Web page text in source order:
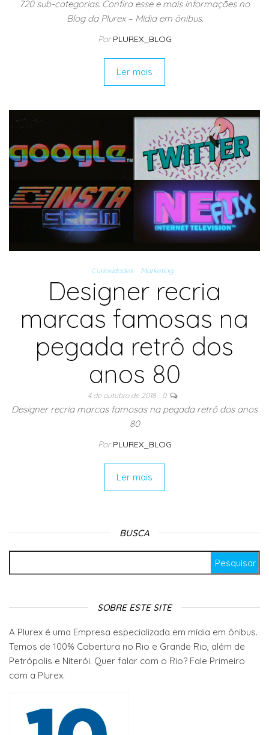
720 sub-categorias. Confira esse e mais informações no
Blog da Plurex – Mídia em ônibus.
Por PLUREX_BLOG
Ler mais
Curiosidades Marketing
Designer recria
marcas famosas na
pegada retrô dos
anos 80
4 de outubro de 2018 0
Designer recria marcas famosas na pegada retrô dos anos
80
Por PLUREX_BLOG
Ler mais
BUSCA
SOBRE ESTE SITE
A Plurex é uma Empresa especializada em mídia em ônibus.
Temos de 100% Cobertura no Rio e Grande Rio, além de
Petrópolis e Niterói. Quer falar com o Rio? Fale Primeiro
com a Plurex.